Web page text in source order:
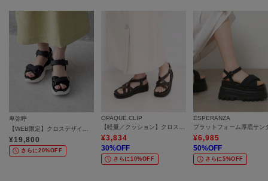
＜普段のサイズ：24．5＞
＜着用サイズ：L／着用状況：素足で着用／サイズ感：ぴったり＞
普段24．5cmを履いていますが、このサンダルはLサイズでちょうどよかっ
たです。
とにかく軽くてびっくり！素材もやわらかいので、ラクなものを履きたいと
マットな質感が大人っぽくてお気に入りです！
*…*…*…*…*…*…*…*…*…*…*…*…*…*…
卑弥呼
【WEB限定】クロスデザインスポーツサンダル／647202
¥19,800
さらに20%OFF
OPAQUE.CLIP
【軽量／クッション】クロスベルトサンダル《ヒール5cm》
¥3,834
30%OFF
さらに10%OFF
ESPERANZA
プラットフォーム厚底サン
¥6,985
50%OFF
さらに5%OFF